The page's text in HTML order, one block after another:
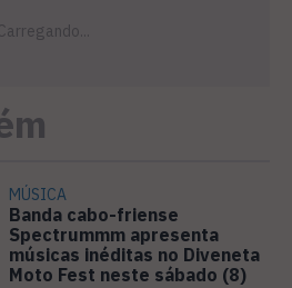
MÚSICA
Banda cabo-friense
Spectrummm apresenta
músicas inéditas no Diveneta
Moto Fest neste sábado (8)